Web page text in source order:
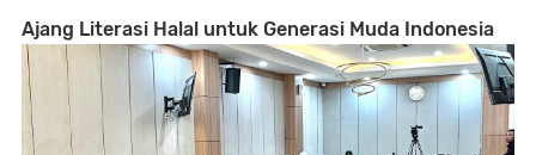
Ajang Literasi Halal untuk Generasi Muda Indonesia